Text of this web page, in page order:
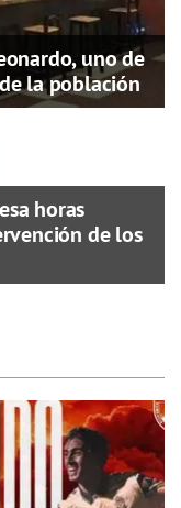
uno de
la población
horas
de los